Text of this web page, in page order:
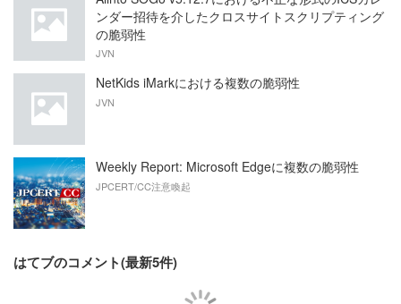
ンダー招待を介したクロスサイトスクリプティング
の脆弱性
JVN
NetKids iMarkにおける複数の脆弱性
JVN
Weekly Report: Microsoft Edgeに複数の脆弱性
JPCERT/CC注意喚起
はてブのコメント(最新5件)